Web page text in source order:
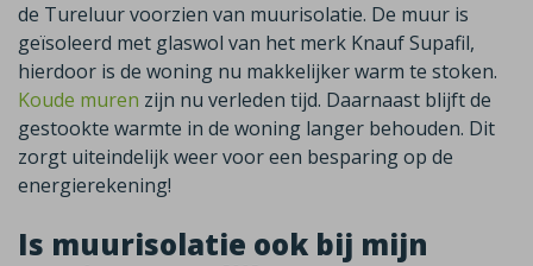
de Tureluur voorzien van muurisolatie. De muur is
geïsoleerd met glaswol van het merk Knauf Supafil,
hierdoor is de woning nu makkelijker warm te stoken.
Koude muren zijn nu verleden tijd. Daarnaast blijft de
gestookte warmte in de woning langer behouden. Dit
zorgt uiteindelijk weer voor een besparing op de
energierekening!
Is muurisolatie ook bij mijn